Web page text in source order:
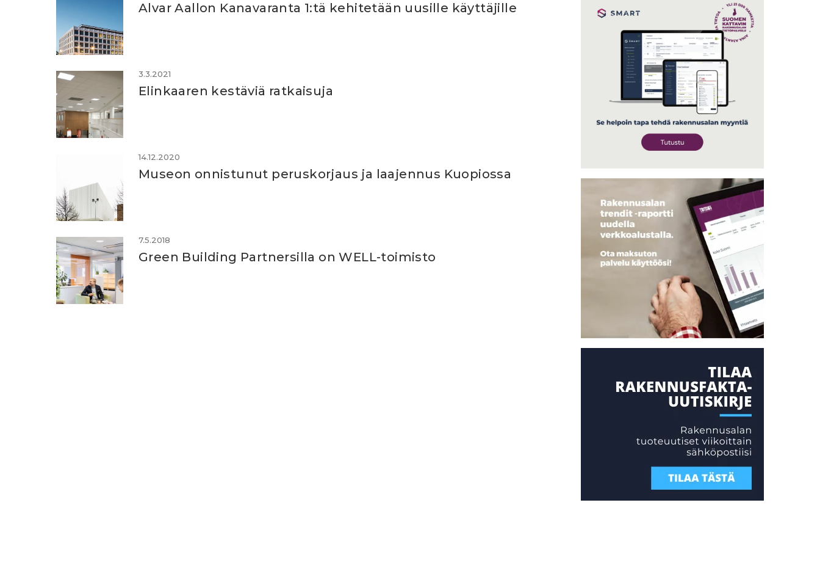
Alvar Aallon Kanavaranta 1:tä kehitetään uusille käyttäjille
3.3.2021
Elinkaaren kestäviä ratkaisuja
14.12.2020
Museon onnistunut peruskorjaus ja laajennus Kuopiossa
7.5.2018
Green Building Partnersilla on WELL-toimisto